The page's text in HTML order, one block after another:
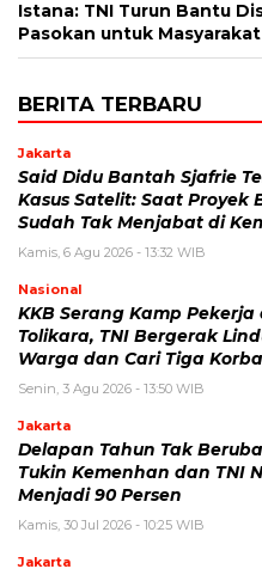
Istana: TNI Turun Bantu
Pasokan untuk
BERITA TERBARU
Jakarta
Said Didu Bantah Sjafrie
Kasus Satelit: Saat Proyek
Sudah Tak Menjabat di
Kamis, 6 Agu 2026 - 13:32 WIB
Nasional
KKB Serang Kamp Pekerja
Tolikara, TNI Bergerak
Warga dan Cari Tiga
Senin, 3 Agu 2026 - 13:50 WIB
Jakarta
Delapan Tahun Tak
Tukin Kemenhan dan TNI
Menjadi 90 Persen
Kamis, 30 Jul 2026 - 10:25 WIB
Jakarta